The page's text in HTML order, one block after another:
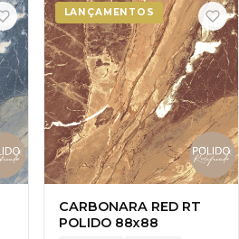
LANÇAMENTOS
CARBONARA RED RT
POLIDO 88x88